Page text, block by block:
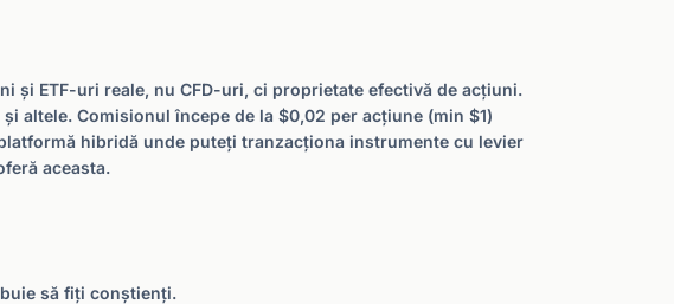
și ETF-uri reale, nu CFD-uri, ci proprietate efectivă de acțiuni.
altele. Comisionul începe de la $0,02 per acțiune (min $1)
hibridă unde puteți tranzacționa instrumente cu levier
aceasta.
să fiți conștienți.